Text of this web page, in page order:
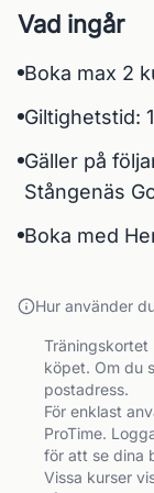
Vad ingår
Boka max 2
Giltighetstid:
Gäller på
Stångenäs
Boka med
Hur använder
Träningskortet
köpet. Om du
postadress.
För enklast
ProTime.
för att se dina
Vissa kurser